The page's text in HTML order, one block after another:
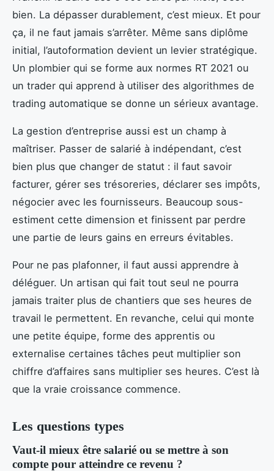
bien. La dépasser durablement, c’est mieux. Et pour
ça, il ne faut jamais s’arrêter. Même sans diplôme
initial, l’autoformation devient un levier stratégique.
Un plombier qui se forme aux normes RT 2021 ou
un trader qui apprend à utiliser des algorithmes de
trading automatique se donne un sérieux avantage.
La gestion d’entreprise aussi est un champ à
maîtriser. Passer de salarié à indépendant, c’est
bien plus que changer de statut : il faut savoir
facturer, gérer ses trésoreries, déclarer ses impôts,
négocier avec les fournisseurs. Beaucoup sous-
estiment cette dimension et finissent par perdre
une partie de leurs gains en erreurs évitables.
Pour ne pas plafonner, il faut aussi apprendre à
déléguer. Un artisan qui fait tout seul ne pourra
jamais traiter plus de chantiers que ses heures de
travail le permettent. En revanche, celui qui monte
une petite équipe, forme des apprentis ou
externalise certaines tâches peut multiplier son
chiffre d’affaires sans multiplier ses heures. C’est là
que la vraie croissance commence.
Les questions types
Vaut-il mieux être salarié ou se mettre à son
compte pour atteindre ce revenu ?